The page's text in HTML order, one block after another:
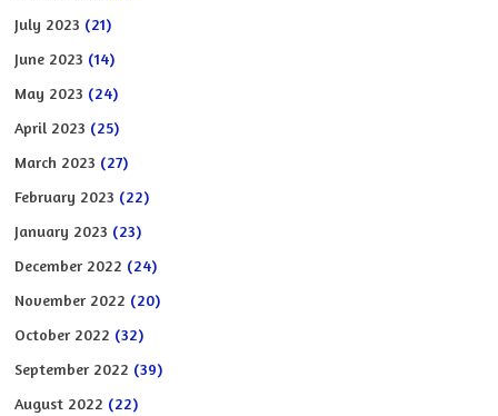
July 2023 (21)
June 2023 (14)
May 2023 (24)
April 2023 (25)
March 2023 (27)
February 2023 (22)
January 2023 (23)
December 2022 (24)
November 2022 (20)
October 2022 (32)
September 2022 (39)
August 2022 (22)